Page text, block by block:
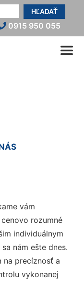
HĽADAŤ
0915 950 055
vám
rozumné
individuálnym
nám ešte dnes.
na precíznosť a
vykonanej